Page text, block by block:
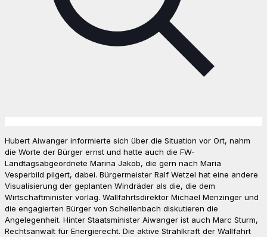
Hubert Aiwanger informierte sich über die Situation vor Ort, nahm
die Worte der Bürger ernst und hatte auch die FW-
Landtagsabgeordnete Marina Jakob, die gern nach Maria
Vesperbild pilgert, dabei. Bürgermeister Ralf Wetzel hat eine andere
Visualisierung der geplanten Windräder als die, die dem
Wirtschaftminister vorlag. Wallfahrtsdirektor Michael Menzinger und
die engagierten Bürger von Schellenbach diskutieren die
Angelegenheit. Hinter Staatsminister Aiwanger ist auch Marc Sturm,
Rechtsanwalt für Energierecht. Die aktive Strahlkraft der Wallfahrt